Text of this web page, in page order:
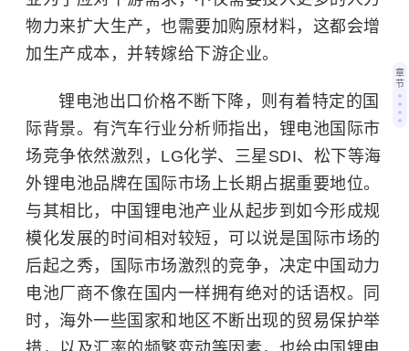
物力来扩大生产，也需要加购原材料，这都会增
加生产成本，并转嫁给下游企业。
锂电池出口价格不断下降，则有着特定的国
际背景。有汽车行业分析师指出，锂电池国际市
场竞争依然激烈，LG化学、三星SDI、松下等海
外锂电池品牌在国际市场上长期占据重要地位。
与其相比，中国锂电池产业从起步到如今形成规
模化发展的时间相对较短，可以说是国际市场的
后起之秀，国际市场激烈的竞争，决定中国动力
电池厂商不像在国内一样拥有绝对的话语权。同
时，海外一些国家和地区不断出现的贸易保护举
章
节